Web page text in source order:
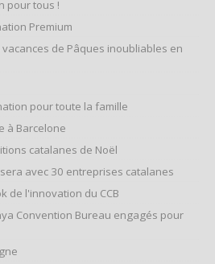
pour tous !
Premium
de Pâques inoubliables en
pour toute la famille
à Barcelone
catalanes de Noël
avec 30 entreprises catalanes
de l'innovation du CCB
Convention Bureau engagés pour